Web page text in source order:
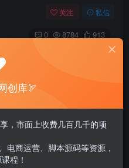
关注 私信
0 8784 913
的短视频号，让你从0~1，从
创库🏹
，市面上收费几百几千的项
电商运营、脚本源码等资源，
程！